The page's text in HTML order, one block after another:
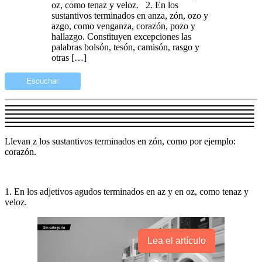
oz, como tenaz y veloz. 2. En los
sustantivos terminados en anza, zón, ozo y
azgo, como venganza, corazón, pozo y
hallazgo. Constituyen excepciones las
palabras bolsón, tesón, camisón, rasgo y
otras […]
Escuchar
Llevan z los sustantivos terminados en zón, como por ejemplo:
corazón.
1. En los adjetivos agudos terminados en az y en oz, como tenaz y
veloz.
Lea el artículo